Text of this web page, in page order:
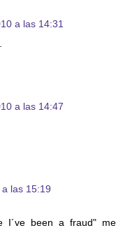
a las 14:31
a las 14:47
las 15:19
I´ve been a fraud" me